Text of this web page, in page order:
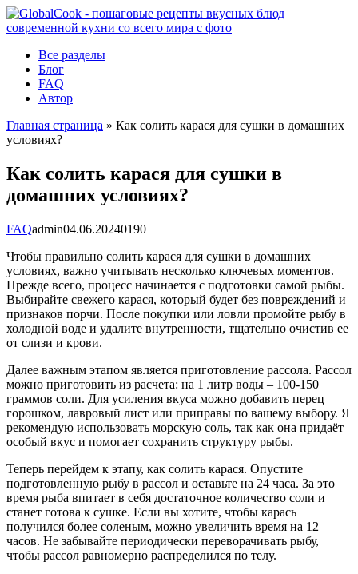
Перейти
к
Все разделы
Блог
FAQ
Автор
Главная страница » Как солить карася для сушки в домашних
условиях?
Как солить карася для сушки в
домашних условиях?
FAQadmin04.06.20240190
Чтобы правильно солить карася для сушки в домашних
условиях, важно учитывать несколько ключевых моментов.
Прежде всего, процесс начинается с подготовки самой рыбы.
Выбирайте свежего карася, который будет без повреждений и
признаков порчи. После покупки или ловли промойте рыбу в
холодной воде и удалите внутренности, тщательно очистив ее
от слизи и крови.
Далее важным этапом является приготовление рассола. Рассол
можно приготовить из расчета: на 1 литр воды – 100-150
граммов соли. Для усиления вкуса можно добавить перец
горошком, лавровый лист или приправы по вашему выбору. Я
рекомендую использовать морскую соль, так как она придаёт
особый вкус и помогает сохранить структуру рыбы.
Теперь перейдем к этапу, как солить карася. Опустите
подготовленную рыбу в рассол и оставьте на 24 часа. За это
время рыба впитает в себя достаточное количество соли и
станет готова к сушке. Если вы хотите, чтобы карась
получился более соленым, можно увеличить время на 12
часов. Не забывайте периодически переворачивать рыбу,
чтобы рассол равномерно распределился по телу.